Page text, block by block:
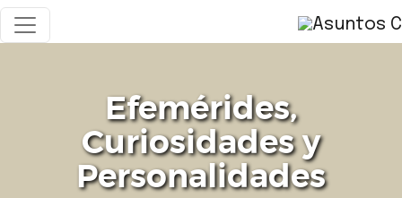
Efemérides,
Curiosidades y
Personalidades